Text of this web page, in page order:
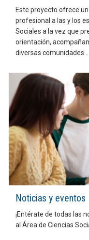
Este proyecto ofrece
profesional a las y los
Sociales a la vez que
orientación,
diversas comunidades ...
Noticias y eventos
¡Entérate de todas las
al Área de Ciencias